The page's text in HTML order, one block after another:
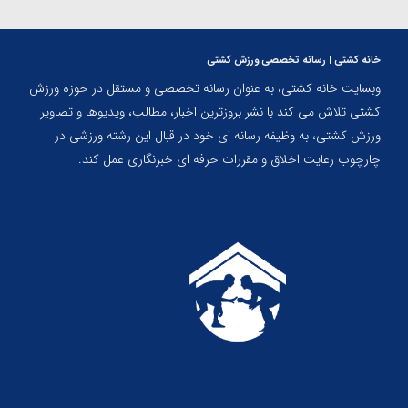
خانه کشتی | رسانه تخصصی ورزش کشتی
وبسایت خانه کشتی، به عنوان رسانه تخصصی و مستقل در حوزه ورزش
کشتی تلاش می کند با نشر بروزترین اخبار، مطالب، ویدیوها و تصاویر
ورزش کشتی، به وظیفه رسانه ای خود در قبال این رشته ورزشی در
چارچوب رعایت اخلاق و مقررات حرفه ای خبرنگاری عمل کند.